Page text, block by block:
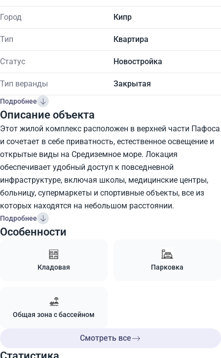
Город Кипр
Тип Квартира
Статус Новостройка
Тип веранды Закрытая
Подробнее
Описание объекта
Этот жилой комплекс расположен в верхней части Пафоса
и сочетает в себе приватность, естественное освещение и
открытые виды на Средиземное море. Локация
обеспечивает удобный доступ к повседневной
инфраструктуре, включая школы, медицинские центры,
больницу, супермаркеты и спортивные объекты, все из
которых находятся на небольшом расстоянии.
Подробнее
Особенности
Кладовая Парковка
Общая зона с бассейном
Смотреть все